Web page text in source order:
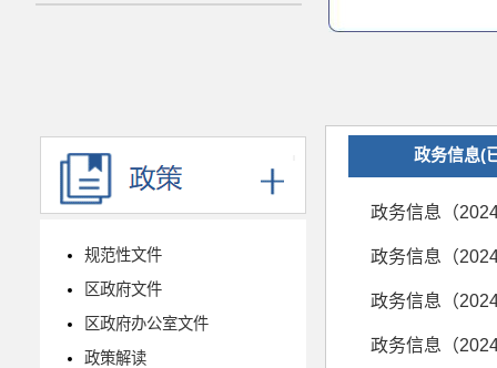
规范性文件
区政府文件
区政府办公室文件
政策解读
政务信息(
政务信息（
政务信息（
政务信息（
政务信息（